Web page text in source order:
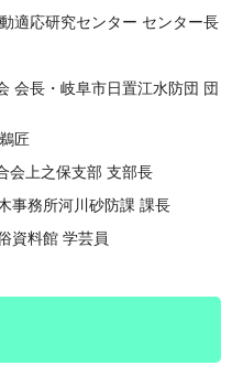
センター センター長
長・岐阜市日置江水防団 団
匠
上之保支部 支部長
務所河川砂防課 課長
料館 学芸員